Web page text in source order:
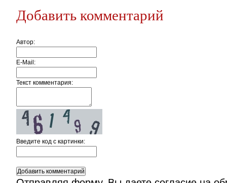
Добавить комментарий
Автор:
E-Mail:
Текст комментария:
Введите код c картинки: